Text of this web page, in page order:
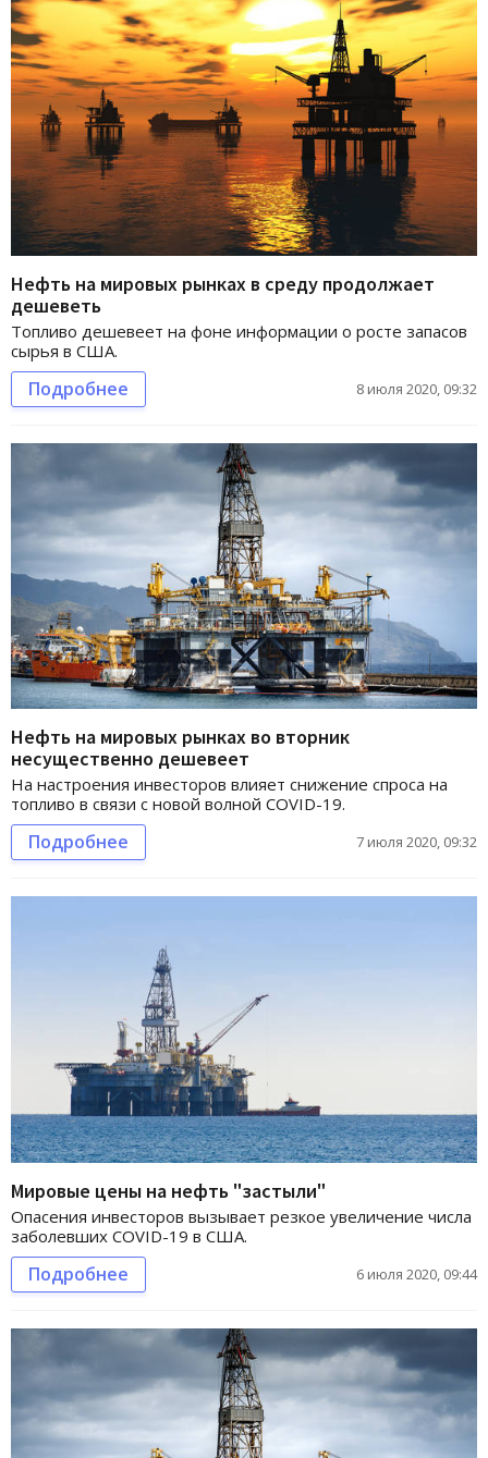
Нефть на мировых рынках в среду продолжает
дешеветь
Топливо дешевеет на фоне информации о росте запасов
сырья в США.
Подробнее 8 июля 2020, 09:32
Нефть на мировых рынках во вторник
несущественно дешевеет
На настроения инвесторов влияет снижение спроса на
топливо в связи с новой волной COVID-19.
Подробнее 7 июля 2020, 09:32
Мировые цены на нефть "застыли"
Опасения инвесторов вызывает резкое увеличение числа
заболевших COVID-19 в США.
Подробнее 6 июля 2020, 09:44